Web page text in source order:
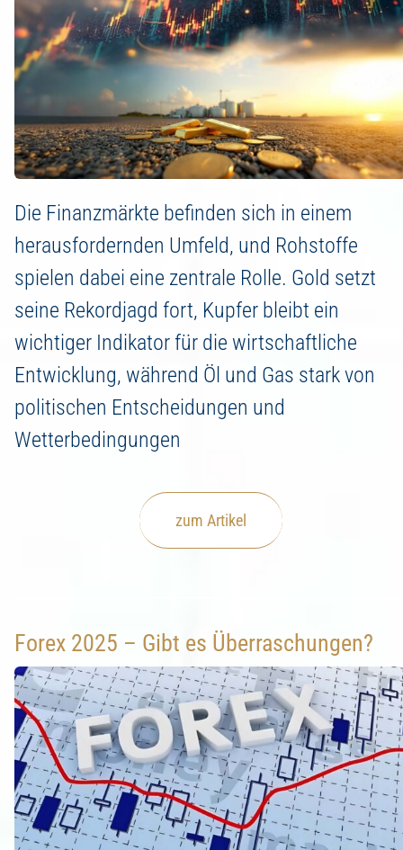
Die Finanzmärkte befinden sich in einem
herausfordernden Umfeld, und Rohstoffe
spielen dabei eine zentrale Rolle. Gold setzt
seine Rekordjagd fort, Kupfer bleibt ein
wichtiger Indikator für die wirtschaftliche
Entwicklung, während Öl und Gas stark von
politischen Entscheidungen und
Wetterbedingungen
zum Artikel
Forex 2025 – Gibt es Überraschungen?